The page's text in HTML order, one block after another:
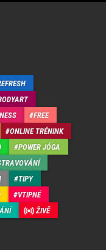
FREE
ONLINE TRÉNINK
POWER JÓGA
TIPY
VTIPNÉ
ŽIVĚ